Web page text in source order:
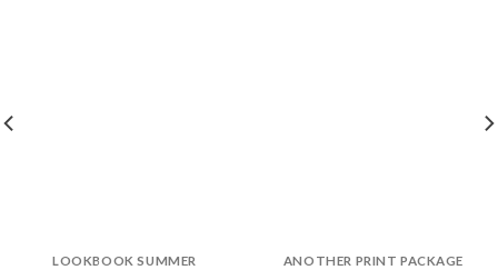
LOOKBOOK SUMMER ANOTHER PRINT PACKAGE